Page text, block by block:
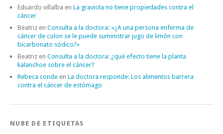
Eduardo villalba en La graviola no tiene propiedades contra el
cáncer
Beatriz en Consulta a la doctora: «¿A una persona enferma de
cáncer de colon se le puede suministrar jugo de limón con
bicarbonato sódico?»
Beatriz en Consulta a la doctora: ¿qué efecto tiene la planta
kalanchoe sobre el cáncer?
Rebeca conde en La doctora responde: Los alimentos barrera
contra el cáncer de estómago
NUBE DE ETIQUETAS